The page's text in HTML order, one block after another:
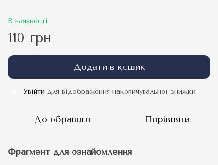
В наявності
110 грн
Додати в кошик
Увійти для відображення накопичувальної знижки
До обраного Порівняти
Фрагмент для ознайомлення